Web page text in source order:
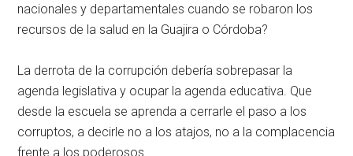
nacionales y departamentales cuando se robaron los
recursos de la salud en la Guajira o Córdoba?
La derrota de la corrupción debería sobrepasar la
agenda legislativa y ocupar la agenda educativa. Que
desde la escuela se aprenda a cerrarle el paso a los
corruptos, a decirle no a los atajos, no a la complacencia
frente a los poderosos.